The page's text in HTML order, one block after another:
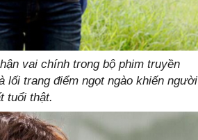
vai chính trong bộ phim truyền
lối trang điểm ngọt ngào khiến người
tuổi thật.